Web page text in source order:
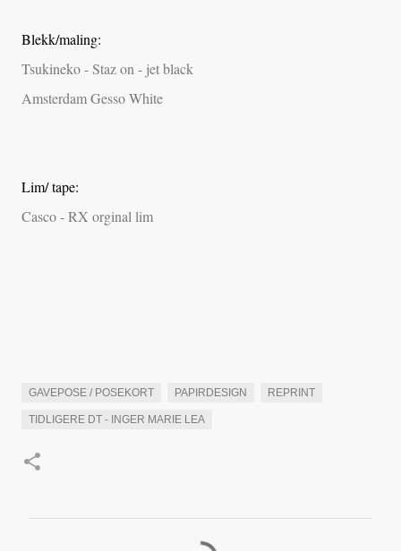
Blekk/maling:
Tsukineko - Staz on - jet black
Amsterdam Gesso White
Lim/ tape:
Casco - RX orginal lim
GAVEPOSE / POSEKORT PAPIRDESIGN REPRINT
TIDLIGERE DT - INGER MARIE LEA